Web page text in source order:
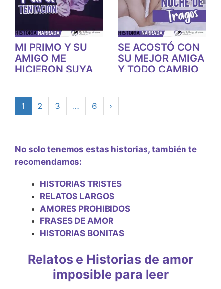
MI PRIMO Y SU
AMIGO ME
HICIERON SUYA
SE ACOSTÓ CON
SU MEJOR AMIGA
Y TODO CAMBIO
1 2 3 … 6 ›
No solo tenemos estas historias, también te
recomendamos:
HISTORIAS TRISTES
RELATOS LARGOS
AMORES PROHIBIDOS
FRASES DE AMOR
HISTORIAS BONITAS
Relatos e Historias de amor
imposible para leer